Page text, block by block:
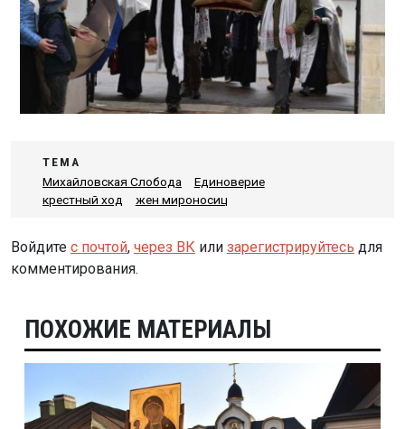
ТЕМА
Михайловская Слобода
Единоверие
крестный ход
жен мироносиц
Войдите с почтой, через ВК или зарегистрируйтесь для
комментирования.
ПОХОЖИЕ МАТЕРИАЛЫ